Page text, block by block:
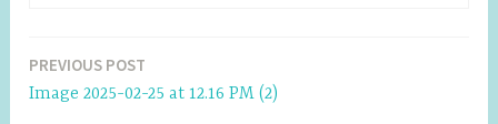
Post
navigation
PREVIOUS POST
Image 2025-02-25 at 12.16 PM (2)